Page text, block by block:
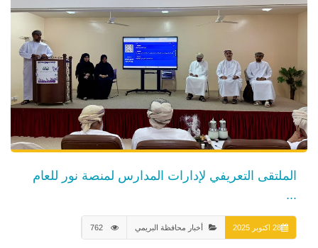
الملتقى التعريفي لإدارات المدارس لمنصة نور للعام
...
28 اكتوبر 2025 أخبار محافظة البريمي